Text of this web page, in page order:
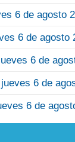
6 de agosto
6 de agosto
6 de
6 de
6 de